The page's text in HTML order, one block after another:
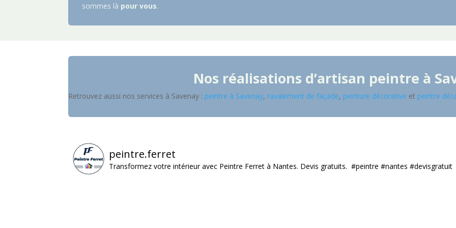
sommes là pour vous.
Nos réalisations d’artisan peintre à
Retrouvez aussi nos services à Savenay : peintre à Savenay, ravalement de façade, peinture décorative et peintre
peintre.ferret
Transformez votre intérieur avec Peintre Ferret à Nantes. Devis gratuits. ️ #peintre #nantes #devisgratuit